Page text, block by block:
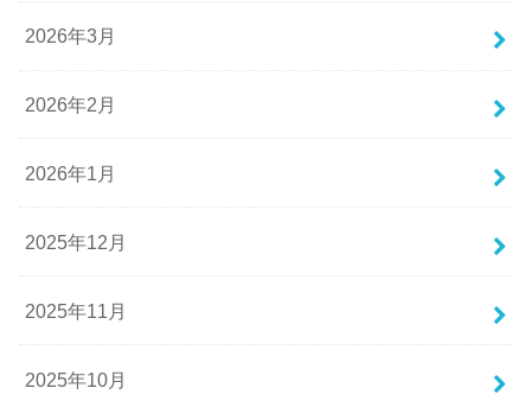
2026年3月
2026年2月
2026年1月
2025年12月
2025年11月
2025年10月